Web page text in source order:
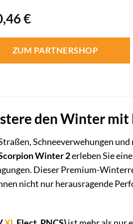
€
ZUM PARTNERSHOP
den Winter mit
Schneeverwehungen
Winter 2erleben Sie
Dieser Premium-
nicht nur herausragende